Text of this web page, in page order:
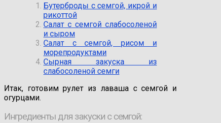
Бутерброды с семгой, икрой и
рикоттой
Салат с семгой слабосоленой
и сыром
Салат с семгой, рисом и
морепродуктами
Сырная закуска из
слабосоленой семги
Итак, готовим рулет из лаваша с семгой и
огурцами.
Ингредиенты для закуски с семгой: